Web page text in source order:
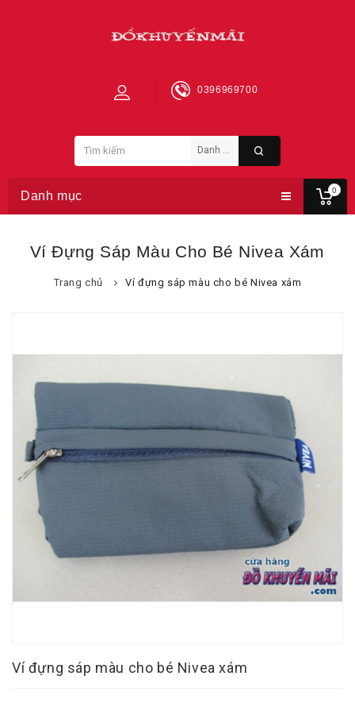
0
0396969700
Danh mục
Ví Đựng Sáp Màu Cho Bé Nivea Xám
Trang chủ Ví đựng sáp màu cho bé Nivea xám
Ví đựng sáp màu cho bé Nivea xám